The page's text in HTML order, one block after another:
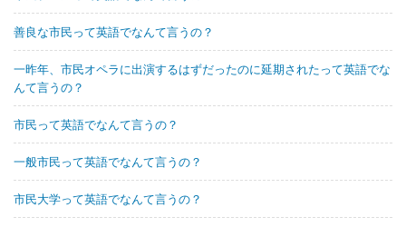
善良な市民って英語でなんて言うの？
一昨年、市民オペラに出演するはずだったのに延期されたって英語でな
んて言うの？
市民って英語でなんて言うの？
一般市民って英語でなんて言うの？
市民大学って英語でなんて言うの？